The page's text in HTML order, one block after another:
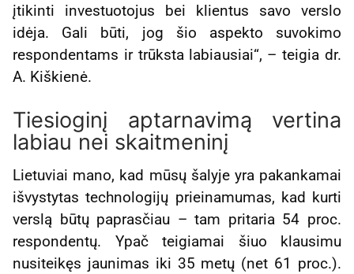
įtikinti investuotojus bei klientus savo verslo
idėja. Gali būti, jog šio aspekto suvokimo
respondentams ir trūksta labiausiai“, – teigia dr.
A. Kiškienė.
Tiesioginį aptarnavimą vertina
labiau nei skaitmeninį
Lietuviai mano, kad mūsų šalyje yra pakankamai
išvystytas technologijų prieinamumas, kad kurti
verslą būtų paprasčiau – tam pritaria 54 proc.
respondentų. Ypač teigiamai šiuo klausimu
nusiteikęs jaunimas iki 35 metų (net 61 proc.).